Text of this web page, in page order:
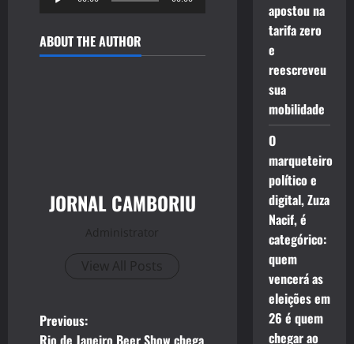
ABOUT THE AUTHOR
JORNAL CAMBORIU
Administrator
View All Posts
P
Previous:
Rio de Janeiro Beer Show chega
apostou na
tarifa zero
e
reescreveu
sua
mobilidade
O
marqueteiro
político e
digital, Zuza
Nacif, é
categórico:
quem
vencerá as
eleições em
26 é quem
chegar ao